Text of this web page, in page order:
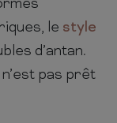
le style
d’antan.
pas prêt